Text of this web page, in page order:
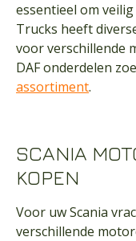
essentieel om
Trucks heeft
voor verschillende
DAF onderdelen
assortiment.
SCANIA
KOPEN
Voor uw Scania
verschillende